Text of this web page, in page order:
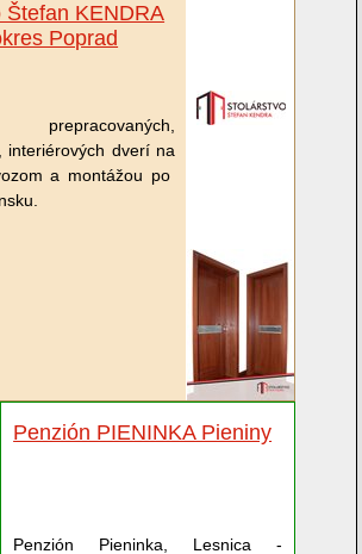
Štefan KENDRA
Poprad
interiérových dverí na
a montážou po
Penzión PIENINKA Pieniny
Penzión Pieninka, Lesnica -